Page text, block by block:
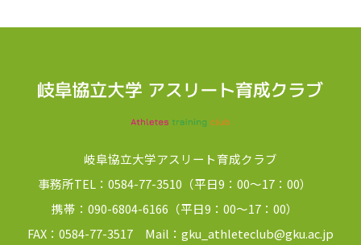
岐阜協立大学アスリート育成クラブ
事務所TEL：0584-77-3510（平日9：00～17：00）
携帯：090-6804-6166（平日9：00～17：00）
FAX：0584-77-3517 Mail：gku_athleteclub@gku.ac.jp